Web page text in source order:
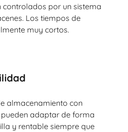
controlados por un sistema
Los tiempos de
muy cortos.
almacenamiento con
adaptar de forma
y rentable siempre que